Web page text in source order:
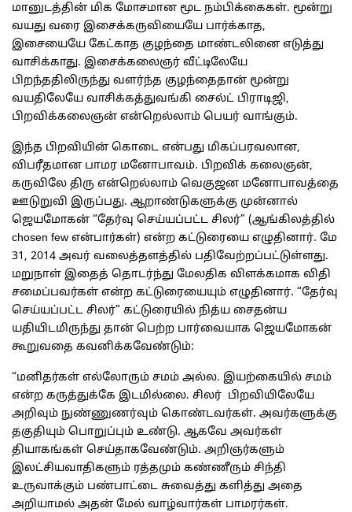
மானுடத்தின் மிக மோசமான மூட நம்பிக்கைகள். மூன்று
வயது வரை இசைக்கருவியையே பார்க்காத,
இசையையே கேட்காத குழந்தை மாண்டலினை எடுத்து
வாசிக்காது. இசைக்கலைஞர் வீட்டிலேயே
பிறந்ததிலிருந்து வளர்ந்த குழந்தைதான் மூன்று
வயதிலேயே வாசிக்கத்துவங்கி சைல்ட் பிராடிஜி,
பிறவிக்கலைஞன் என்றெல்லாம் பெயர் வாங்கும்.
இந்த பிறவியின் கொடை என்பது மிகப்பரவலான,
விபரீதமான பாமர மனோபாவம். பிறவிக் கலைஞன்,
கருவிலே திரு என்றெல்லாம் வெகுஜன மனோபாவத்தை
ஊடுறுவி இருப்பது. ஆறாண்டுகளுக்கு முன்னால்
ஜெயமோகன் “தேர்வு செய்யப்பட்ட சிலர்” (ஆங்கிலத்தில்
chosen few என்பார்கள்) என்ற கட்டுரையை எழுதினார். மே
31, 2014 அவர் வலைத்தளத்தில் பதிவேற்றப்பட்டுள்ளது.
மறுநாள் இதைத் தொடர்ந்து மேலதிக விளக்கமாக விதி
சமைப்பவர்கள் என்ற கட்டுரையையும் எழுதினார். “தேர்வு
செய்யப்பட்ட சிலர்” கட்டுரையில் நித்ய சைதன்ய
யதியிடமிருந்து தான் பெற்ற பார்வையாக ஜெயமோகன்
கூறுவதை கவனிக்கவேண்டும்:
“மனிதர்கள் எல்லோரும் சமம் அல்ல. இயற்கையில் சமம்
என்ற கருத்துக்கே இடமில்லை. சிலர் பிறவியிலேயே
அறிவும் நுண்ணுணர்வும் கொண்டவர்கள். அவர்களுக்கு
தகுதியும் பொறுப்பும் உண்டு. ஆகவே அவர்கள்
தியாகங்கள் செய்தாகவேண்டும். அறிஞர்களும்
இலட்சியவாதிகளும் ரத்தமும் கண்ணீரும் சிந்தி
உருவாக்கும் பண்பாட்டை சுவைத்து களித்து அதை
அறியாமல் அதன் மேல் வாழ்வார்கள் பாமரர்கள்.